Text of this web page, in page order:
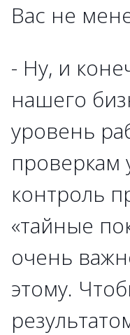
Вас не
- Ну, и
нашего
уровень
проверкам
контроль
«тайные
очень
этому.